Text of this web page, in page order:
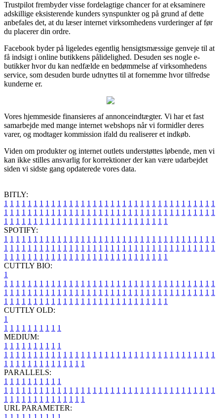
Trustpilot frembyder visse fordelagtige chancer for at eksaminere
adskillige eksisterende kunders synspunkter og på grund af dette
anbefales det, at du læser internet virksomhedens vurderinger af før
du placerer din ordre.
Facebook byder på ligeledes egentlig hensigtsmæssige genveje til at
få indsigt i online butikkens pålidelighed. Desuden ses nogle e-
butikker hvor du kan nedfælde en bedømmelse af virksomhedens
service, som desuden burde udnyttes til at fornemme hvor tilfredse
kunderne er.
Vores hjemmeside finansieres af annonceindtægter. Vi har et fast
samarbejde med mange internet webshops når vi formidler deres
varer, og modtager kommission ifald du realiserer et indkøb.
Viden om produkter og internet outlets understøttes løbende, men vi
kan ikke stilles ansvarlig for korrektioner der kan være udarbejdet
siden vi sidste gang opdaterede vores data.
BITLY:
1 1 1 1 1 1 1 1 1 1 1 1 1 1 1 1 1 1 1 1 1 1 1 1 1 1 1 1 1 1 1 1 1 1 1 1
1 1 1 1 1 1 1 1 1 1 1 1 1 1 1 1 1 1 1 1 1 1 1 1 1 1 1 1 1 1 1 1 1 1 1 1
1 1 1 1 1 1 1 1 1 1 1 1 1 1 1 1 1 1 1 1 1 1 1 1 1 1 1 1
SPOTIFY:
1 1 1 1 1 1 1 1 1 1 1 1 1 1 1 1 1 1 1 1 1 1 1 1 1 1 1 1 1 1 1 1 1 1 1 1
1 1 1 1 1 1 1 1 1 1 1 1 1 1 1 1 1 1 1 1 1 1 1 1 1 1 1 1 1 1 1 1 1 1 1 1
1 1 1 1 1 1 1 1 1 1 1 1 1 1 1 1 1 1 1 1 1 1 1 1 1 1 1 1
CUTTLY BIO:
1
1 1 1 1 1 1 1 1 1 1 1 1 1 1 1 1 1 1 1 1 1 1 1 1 1 1 1 1 1 1 1 1 1 1 1 1
1 1 1 1 1 1 1 1 1 1 1 1 1 1 1 1 1 1 1 1 1 1 1 1 1 1 1 1 1 1 1 1 1 1 1 1
1 1 1 1 1 1 1 1 1 1 1 1 1 1 1 1 1 1 1 1 1 1 1 1 1 1 1 1
CUTTLY OLD:
1
1 1 1 1 1 1 1 1 1 1
MEDIUM:
1 1 1 1 1 1 1 1 1 1
1 1 1 1 1 1 1 1 1 1 1 1 1 1 1 1 1 1 1 1 1 1 1 1 1 1 1 1 1 1 1 1 1 1 1 1
1 1 1 1 1 1 1 1 1 1 1 1 1 1
PARALLELS:
1 1 1 1 1 1 1 1 1 1
1 1 1 1 1 1 1 1 1 1 1 1 1 1 1 1 1 1 1 1 1 1 1 1 1 1 1 1 1 1 1 1 1 1 1 1
1 1 1 1 1 1 1 1 1 1 1 1 1 1
URL PARAMETER: